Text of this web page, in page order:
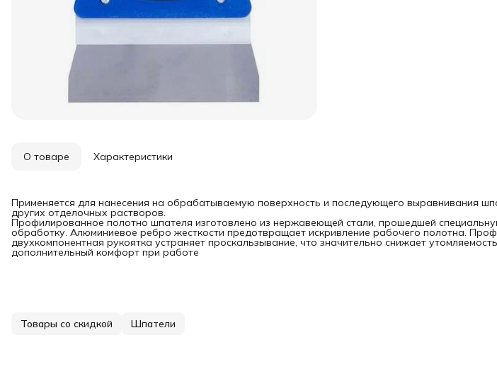
О товаре Характеристики
Применяется для нанесения на обрабатываемую поверхность и последующего выравнивания
других отделочных растворов.
Профилированное полотно шпателя изготовлено из нержавеющей стали, прошедшей
обработку. Алюминиевое ребро жесткости предотвращает искривление рабочего полотна.
двухкомпонентная рукоятка устраняет проскальзывание, что значительно снижает
дополнительный комфорт при работе
Товары со скидкой Шпатели